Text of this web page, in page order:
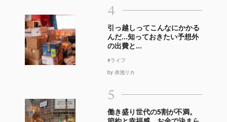
4
引っ越しってこんなにかかる
んだ…知っておきたい予想外
の出費と...
#ライフ
by 赤池リカ
5
働き盛り世代の5割が不満。